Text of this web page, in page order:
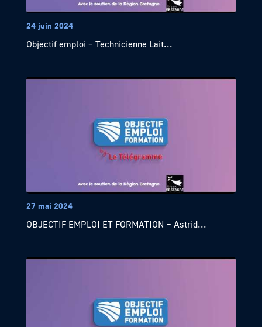
24 juin 2024
Objectif emploi – Technicienne Lait...
27 mai 2024
OBJECTIF EMPLOI ET FORMATION – Astrid...